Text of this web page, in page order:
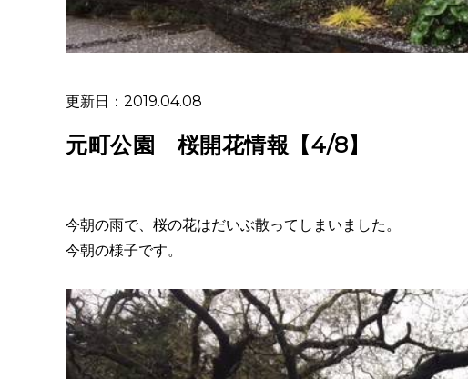
更新日：2019.04.08
元町公園 桜開花情報【4/8】
今朝の雨で、桜の花はだいぶ散ってしまいました。
今朝の様子です。